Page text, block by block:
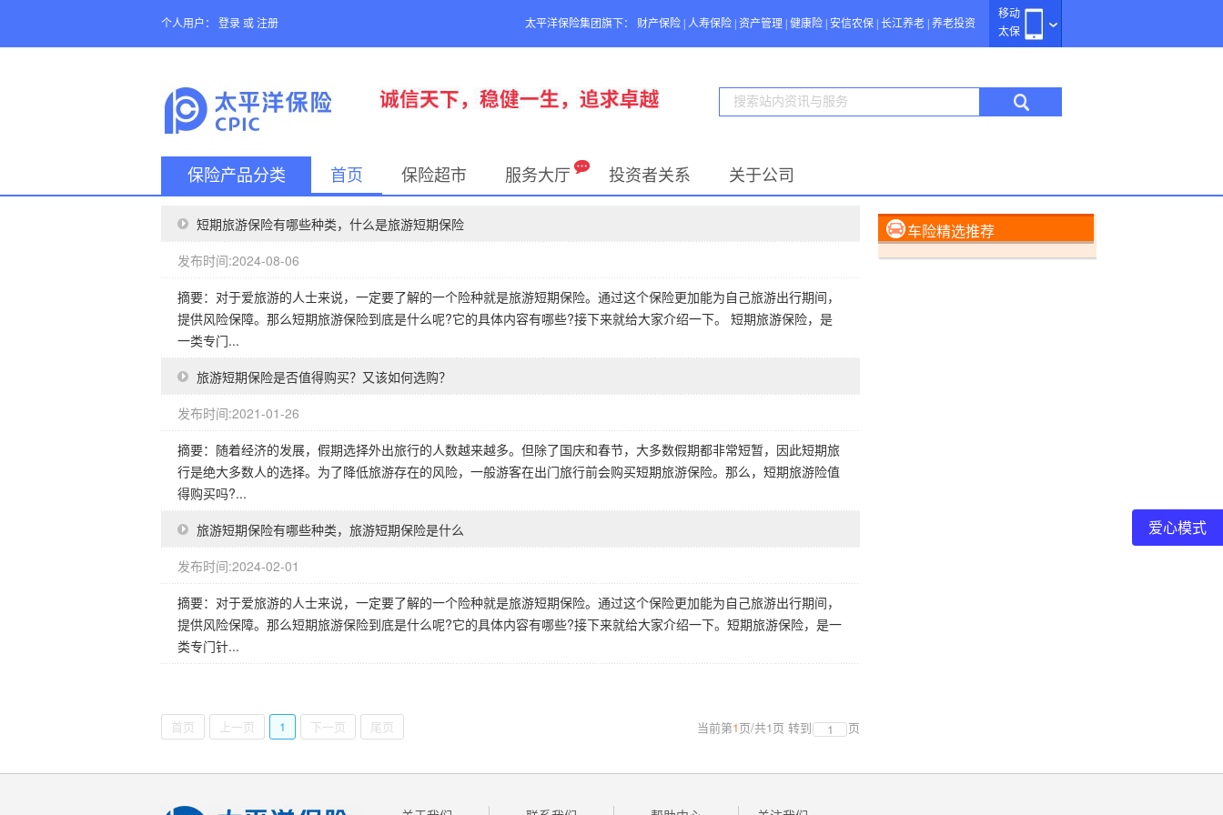
个人用户： 登录 或 注册
移动
太保
太平洋保险集团旗下： 财产保险 人寿保险 资产管理 健康险 安信农保 长江养老 养老投资
保险产品分类 首页 保险超市 服务大厅 投资者关系 关于公司
短期旅游保险有哪些种类，什么是旅游短期保险
发布时间:2024-08-06
摘要：对于爱旅游的人士来说，一定要了解的一个险种就是旅游短期保险。通过这个保险更加能为自己旅游出行期间，
提供风险保障。那么短期旅游保险到底是什么呢?它的具体内容有哪些?接下来就给大家介绍一下。 短期旅游保险，是
一类专门...
旅游短期保险是否值得购买？又该如何选购？
发布时间:2021-01-26
摘要：随着经济的发展，假期选择外出旅行的人数越来越多。但除了国庆和春节，大多数假期都非常短暂，因此短期旅
行是绝大多数人的选择。为了降低旅游存在的风险，一般游客在出门旅行前会购买短期旅游保险。那么，短期旅游险值
得购买吗?...
旅游短期保险有哪些种类，旅游短期保险是什么
发布时间:2024-02-01
摘要：对于爱旅游的人士来说，一定要了解的一个险种就是旅游短期保险。通过这个保险更加能为自己旅游出行期间，
提供风险保障。那么短期旅游保险到底是什么呢?它的具体内容有哪些?接下来就给大家介绍一下。短期旅游保险，是一
类专门针...
首页 上一页 1 下一页 尾页 当前第1页/共1页 转到 页
车险精选推荐
爱心模式